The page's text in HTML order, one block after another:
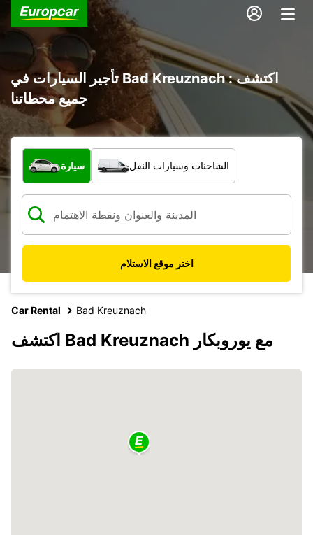
تأجير السيارات في Bad Kreuznach : اكتشف
جميع محطاتنا
ما نوع المركبة؟
سيارة الشاحنات وسيارات النقل
اختر موقع الاستلام
Car Rental Bad Kreuznach
اكتشف Bad Kreuznach مع يوروبكار